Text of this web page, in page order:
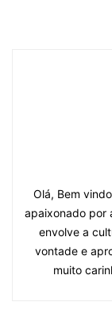
Olá, Bem
apaixonado por
envolve a
vontade e
muito